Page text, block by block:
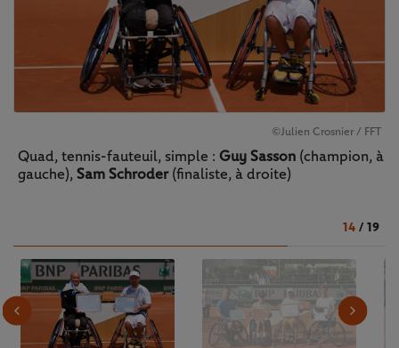
©Julien Crosnier / FFT
Quad, tennis-fauteuil, simple : Guy Sasson (champion, à
gauche), Sam Schroder(finaliste, à droite)
14 / 19